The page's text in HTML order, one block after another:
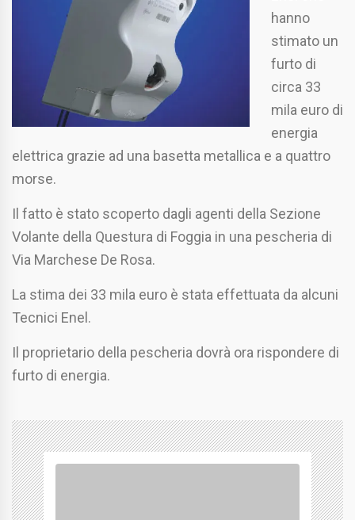
hanno
stimato un
furto di
circa 33
mila euro di
energia
elettrica grazie ad una basetta metallica e a quattro
morse.
Il fatto è stato scoperto dagli agenti della Sezione
Volante della Questura di Foggia in una pescheria di
Via Marchese De Rosa.
La stima dei 33 mila euro è stata effettuata da alcuni
Tecnici Enel.
Il proprietario della pescheria dovrà ora rispondere di
furto di energia.